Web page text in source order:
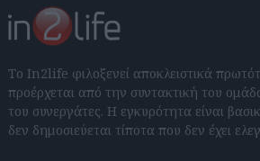
Το In2life φιλοξενεί αποκλειστικά
προέρχεται από την συντακτική του
του συνεργάτες. Η εγκυρότητα είναι
δεν δημοσιεύεται τίποτα που δεν έχει